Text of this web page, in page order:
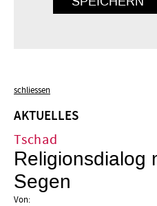
schliessen
AKTUELLES
Tschad
Religionsdialog
Segen
Von: